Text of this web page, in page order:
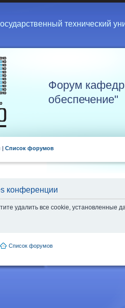
технический
Форум
обеспечение"
| Список форумов
конференции
удалить все cookie, установленные
Список форумов